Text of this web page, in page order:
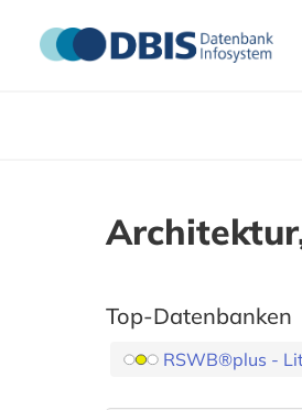
Top-Datenbanken
RSWB®plus -